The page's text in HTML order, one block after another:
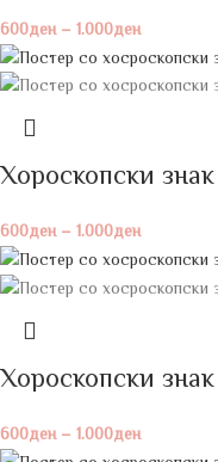
600ден – 1.000ден
Хороскопски
600ден– 1.000ден
Хороскопски
600ден – 1.000ден